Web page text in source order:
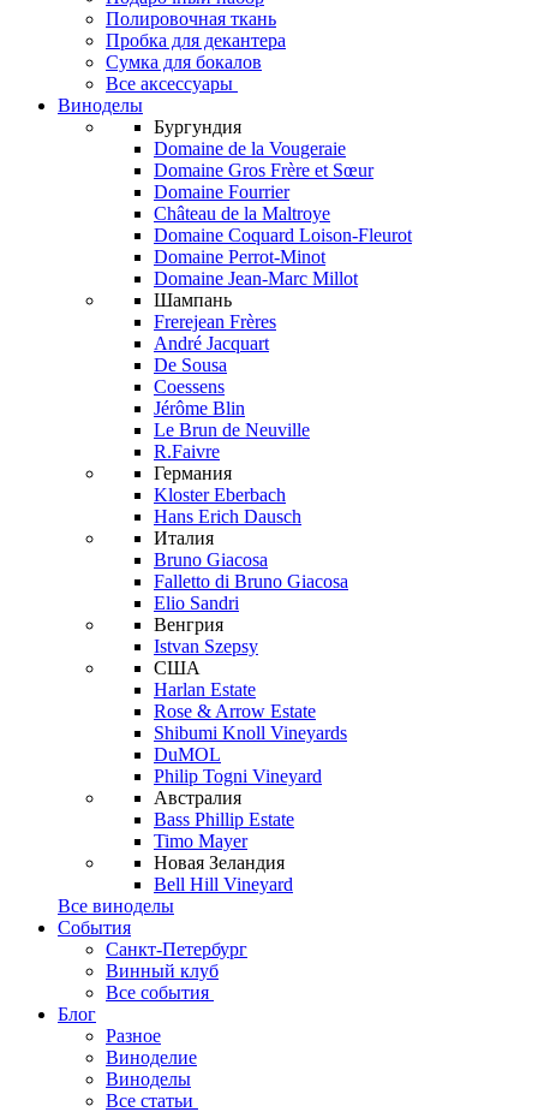
Полировочная ткань
Пробка для декантера
Сумка для бокалов
Все аксессуары
Виноделы
Бургундия
Domaine de la Vougeraie
Domaine Gros Frère et Sœur
Domaine Fourrier
Château de la Maltroye
Domaine Coquard Loison-Fleurot
Domaine Perrot-Minot
Domaine Jean-Marc Millot
Шампань
Frerejean Frères
André Jacquart
De Sousa
Coessens
Jérôme Blin
Le Brun de Neuville
R.Faivre
Германия
Kloster Eberbach
Hans Erich Dausch
Италия
Bruno Giacosa
Falletto di Bruno Giacosa
Elio Sandri
Венгрия
Istvan Szepsy
США
Harlan Estate
Rose & Arrow Estate
Shibumi Knoll Vineyards
DuMOL
Philip Togni Vineyard
Австралия
Bass Phillip Estate
Timo Mayer
Новая Зеландия
Bell Hill Vineyard
Все виноделы
События
Санкт-Петербург
Винный клуб
Все события
Блог
Разное
Виноделие
Виноделы
Все статьи